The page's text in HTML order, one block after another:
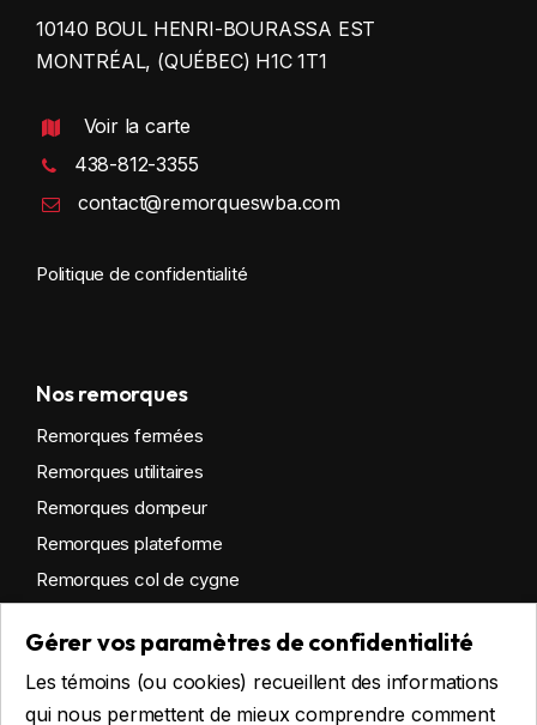
Gérer vos paramètres de confidentialité
Les témoins (ou cookies) recueillent des informations
qui nous permettent de mieux comprendre comment
10140 BOUL HENRI-BOURASSA EST
MONTRÉAL, (QUÉBEC) H1C 1T1
Voir la carte
438-812-3355
contact@remorqueswba.com
Politique de confidentialité
Nos remorques
Remorques fermées
Remorques utilitaires
Remorques dompeur
Remorques plateforme
Remorques col de cygne
Remorques sur mesure
Location